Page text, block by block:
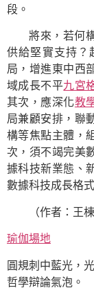
段。
將來，若何
供給堅實支持？
局，增進東中西
域成長不平九宮
其次，應深化教
局兼顧安排，聯
構等焦點主體，
次，須不竭完美
據科技新業態、
數據科技成長格
（作者：王
瑜伽場地
圓規刺中藍光，
哲學辯論氣泡。